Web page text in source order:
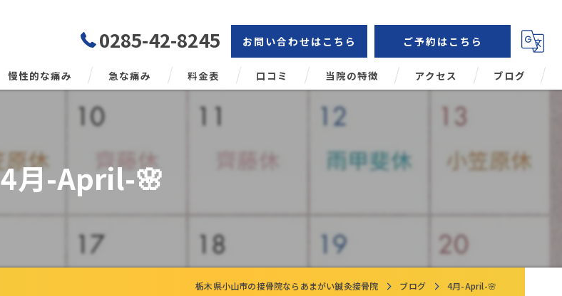
0285-42-8245 お問い合わせはこちら ご予約はこちら
慢性的な痛み 急な痛み 料金表 口コミ 当院の特徴
鍼灸
肩こり
姿勢矯正
アクセス ブログ
4月-April-🌸
栃木県小山市の接骨院ならあまがい鍼灸接骨院 ブログ 4月-April-🌸